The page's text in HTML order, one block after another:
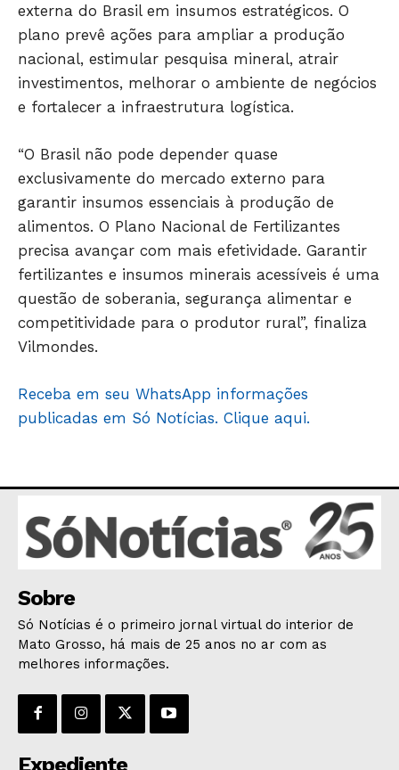
externa do Brasil em insumos estratégicos. O
plano prevê ações para ampliar a produção
nacional, estimular pesquisa mineral, atrair
investimentos, melhorar o ambiente de negócios
e fortalecer a infraestrutura logística.
“O Brasil não pode depender quase
exclusivamente do mercado externo para
garantir insumos essenciais à produção de
alimentos. O Plano Nacional de Fertilizantes
precisa avançar com mais efetividade. Garantir
fertilizantes e insumos minerais acessíveis é uma
questão de soberania, segurança alimentar e
competitividade para o produtor rural”, finaliza
Vilmondes.
Receba em seu WhatsApp informações
publicadas em Só Notícias. Clique aqui.
Sobre
Só Notícias é o primeiro jornal virtual do interior de
Mato Grosso, há mais de 25 anos no ar com as
melhores informações.
Expediente